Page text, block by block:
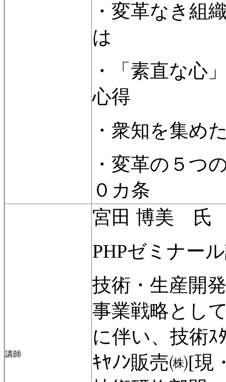
・変革なき組
は
・「素直な心
心得
・衆知を集め
・変革の５つ
０カ条
講師
宮田 博美 氏
PHPゼミナー
技術・生産開
事業戦略とし
に伴い、技術ｽ
ｷﾔﾉﾝ販売㈱[現